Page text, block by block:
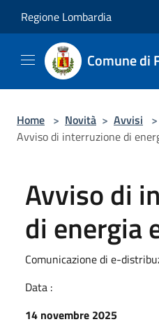
Regione Lombardia
Comune di
Home > Novità > Avvisi >
Avviso di interruzione di
Avviso di
di energia
Comunicazione di e-
Data :
14 novembre 2025